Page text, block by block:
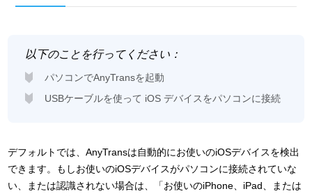
以下のことを行ってください：
パソコンでAnyTransを起動
USBケーブルを使って iOS デバイスをパソコンに接続
デフォルトでは、AnyTransは自動的にお使いのiOSデバイスを検出
できます。もしお使いのiOSデバイスがパソコンに接続されていな
い、または認識されない場合は、「お使いのiPhone、iPad、または